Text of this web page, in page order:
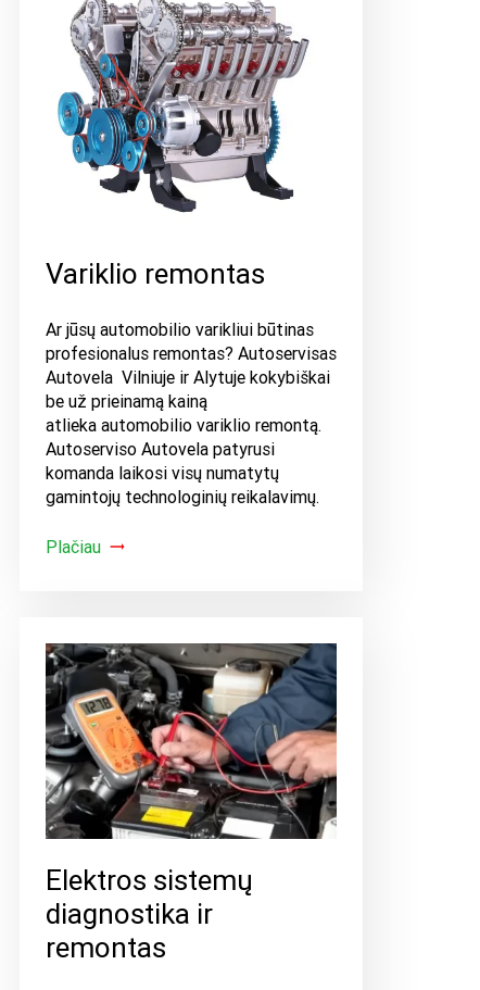
Variklio remontas
Ar jūsų automobilio varikliui būtinas
profesionalus remontas? Autoservisas
Autovela Vilniuje ir Alytuje kokybiškai
be už prieinamą kainą
atlieka automobilio variklio remontą.
Autoserviso Autovela patyrusi
komanda laikosi visų numatytų
gamintojų technologinių reikalavimų.
Plačiau
Elektros sistemų
diagnostika ir
remontas